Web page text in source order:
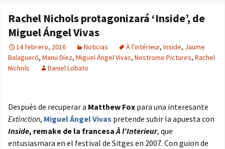
Rachel Nichols protagonizará ‘Inside’, de
Miguel Ángel Vivas
14 febrero, 2016 Noticias À l'intérieur, Inside, Jaume
Balagueró, Manu Díez, Miguel Ángel Vivas, Nostromo Pictures, Rachel
Nichols
Daniel Lobato
Después de recuperar a Matthew Fox para una interesante
Extinction, Miguel Ángel Vivas pretende subir la apuesta con
Inside, remake de la francesaÀ l’Interieur, que
entusiasmara en el festival de Sitges en 2007. Con guion de